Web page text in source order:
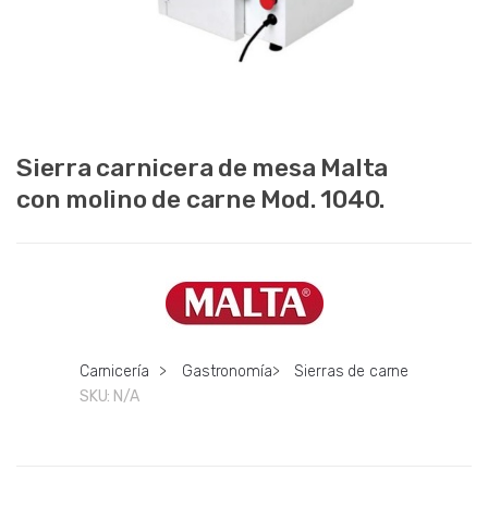
Sierra carnicera de mesa Malta
con molino de carne Mod. 1040.
Carnicería > Gastronomía>
Sierras de carne
SKU: N/A